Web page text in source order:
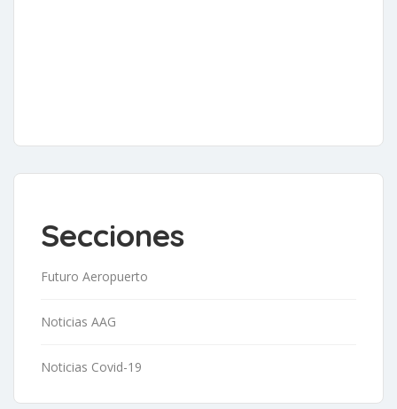
Secciones
Futuro Aeropuerto
Noticias AAG
Noticias Covid-19